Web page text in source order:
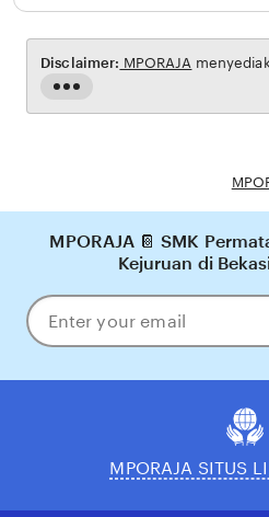
Read
the
Disclaimer: MPORAJA
MPORAJA 📔 SMK
Kejuruan di
Enter
your
MPORAJA SITUS